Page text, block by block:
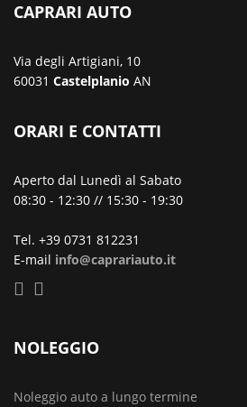
CAPRARI AUTO
Via degli Artigiani, 10
60031 Castelplanio AN
ORARI E CONTATTI
Aperto dal Lunedì al Sabato
08:30 - 12:30 // 15:30 - 19:30
Tel. +39 0731 812231
E-mail info@caprariauto.it
NOLEGGIO
Noleggio auto a lungo termine